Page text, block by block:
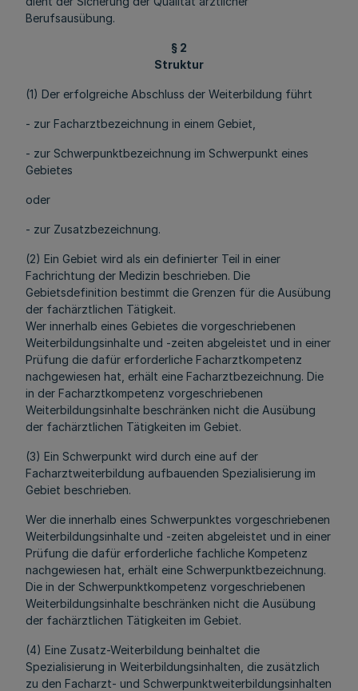
Berufsausübung.
§ 2
Struktur
(1) Der erfolgreiche Abschluss der Weiterbildung führt
- zur Facharztbezeichnung in einem Gebiet,
- zur Schwerpunktbezeichnung im Schwerpunkt eines
Gebietes
oder
- zur Zusatzbezeichnung.
(2) Ein Gebiet wird als ein definierter Teil in einer
Fachrichtung der Medizin beschrieben. Die
Gebietsdefinition bestimmt die Grenzen für die Ausübung
der fachärztlichen Tätigkeit.
Wer innerhalb eines Gebietes die vorgeschriebenen
Weiterbildungsinhalte und -zeiten abgeleistet und in einer
Prüfung die dafür erforderliche Facharztkompetenz
nachgewiesen hat, erhält eine Facharztbezeichnung. Die
in der Facharztkompetenz vorgeschriebenen
Weiterbildungsinhalte beschränken nicht die Ausübung
der fachärztlichen Tätigkeiten im Gebiet.
(3) Ein Schwerpunkt wird durch eine auf der
Facharztweiterbildung aufbauenden Spezialisierung im
Gebiet beschrieben.
Wer die innerhalb eines Schwerpunktes vorgeschriebenen
Weiterbildungsinhalte und -zeiten abgeleistet und in einer
Prüfung die dafür erforderliche fachliche Kompetenz
nachgewiesen hat, erhält eine Schwerpunktbezeichnung.
Die in der Schwerpunktkompetenz vorgeschriebenen
Weiterbildungsinhalte beschränken nicht die Ausübung
der fachärztlichen Tätigkeiten im Gebiet.
(4) Eine Zusatz-Weiterbildung beinhaltet die
Spezialisierung in Weiterbildungsinhalten, die zusätzlich
zu den Facharzt- und Schwerpunktweiterbildungsinhalten